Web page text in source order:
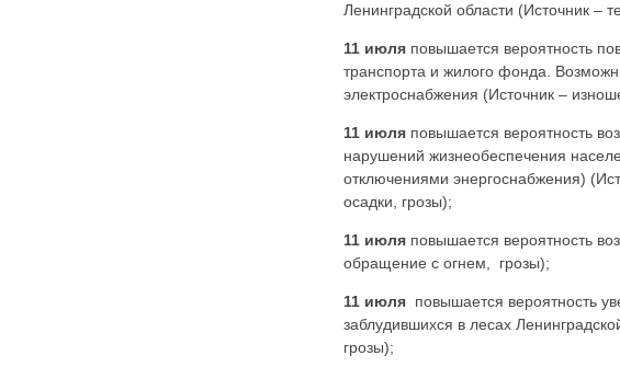
Ленинградской области (Источник –
11 июля повышается вероятность
транспорта и жилого фонда.
электроснабжения (Источник –
11 июля повышается вероятность
нарушений жизнеобеспечения
отключениями энергоснабжения)
осадки, грозы);
11 июля повышается вероятность
обращение с огнем, грозы);
11 июля повышается вероятность
заблудившихся в лесах
грозы);